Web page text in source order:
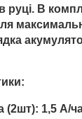
руці. В
(2шт): 1,5 А/